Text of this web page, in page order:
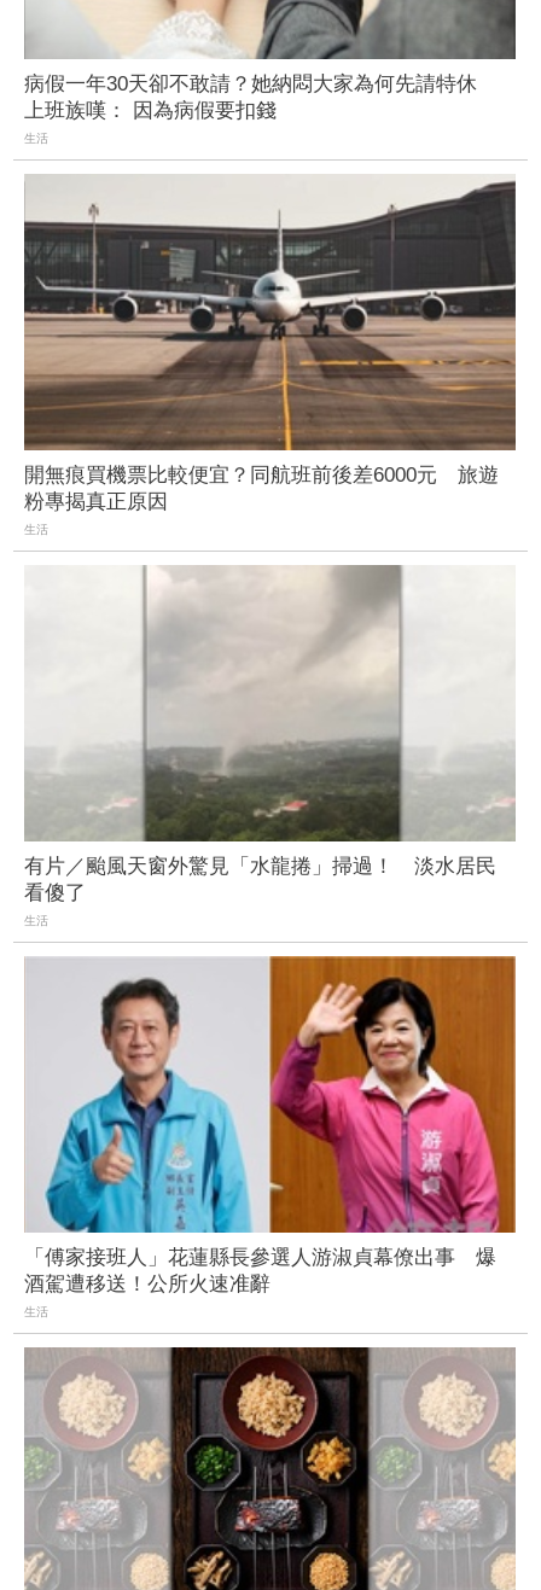
病假一年30天卻不敢請？她納悶大家為何先請特休
上班族嘆： 因為病假要扣錢
生活
開無痕買機票比較便宜？同航班前後差6000元 旅遊
粉專揭真正原因
生活
有片／颱風天窗外驚見「水龍捲」掃過！ 淡水居民
看傻了
生活
「傅家接班人」花蓮縣長參選人游淑貞幕僚出事 爆
酒駕遭移送！公所火速准辭
生活